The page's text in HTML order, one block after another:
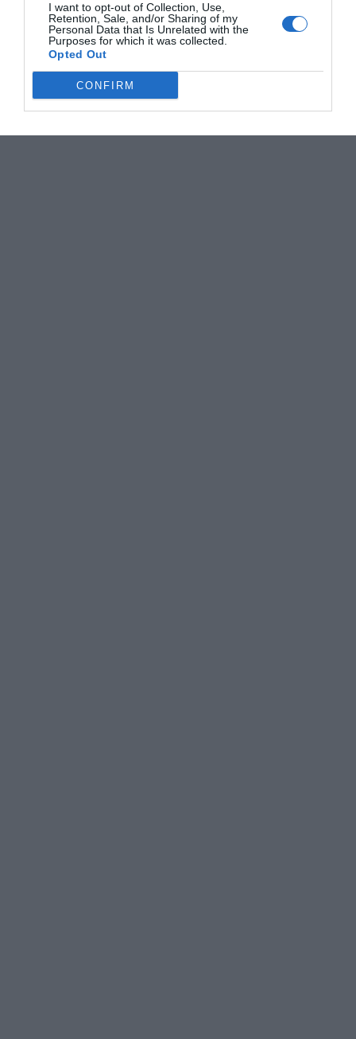
I want to opt-out of Collection, Use,
Retention, Sale, and/or Sharing of my
Personal Data that Is Unrelated with the
Purposes for which it was collected.
Opted Out
CONFIRM